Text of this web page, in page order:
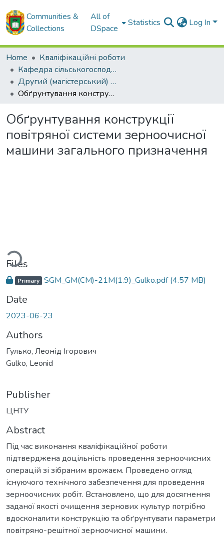
Communities &
Collections
All of
DSpace
Statistics Log In
Home
Кваліфікаційні роботи
Кафедра сільськогосподарського машинобудування
Другий (магістерський) рівень
Обґрунтування конструкції повітряної системи зерноочисної машини загального призначення
Обґрунтування конструкції
повітряної системи зерноочисної
машини загального призначення
Loading...
Files
Primary SGM_GM(CM)-21M(1.9)_Gulko.pdf(4.57 MB)
Date
2023-06-23
Authors
Гулько, Леонід Ігорович
Gulko, Leonid
Publisher
ЦНТУ
Abstract
Під час виконання кваліфікаційної роботи
підтверджена доцільність проведення зерноочисних
операцій зі зібраним врожаєм. Проведено огляд
існуючого технічного забезпечення для проведення
зерноочисних робіт. Встановлено, що для досягнення
заданої якості очищення зернових культур потрібно
вдосконалити конструкцію та обґрунтувати параметри
повітряно-решітної зерноочисної машини.